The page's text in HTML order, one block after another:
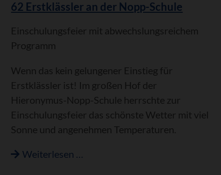
62 Erstklässler an der Nopp-Schule
Einschulungsfeier mit abwechslungsreichem
Programm
Wenn das kein gelungener Einstieg für
Erstklässler ist! Im großen Hof der
Hieronymus-Nopp-Schule herrschte zur
Einschulungsfeier das schönste Wetter mit viel
Sonne und angenehmen Temperaturen.
Weiterlesen …